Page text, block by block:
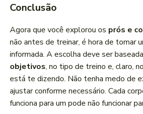
Conclusão
Agora que você explorou os prós e
não antes de treinar, é hora de tomar
informada. A escolha deve ser
objetivos, no tipo de treino e, claro,
está te dizendo. Não tenha medo de
ajustar conforme necessário. Cada
funciona para um pode não funcionar